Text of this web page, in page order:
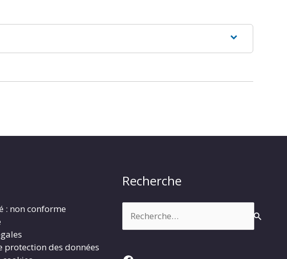
: non conforme
protection des données
Recherche